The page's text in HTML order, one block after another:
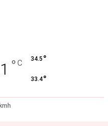
° C 34.5 °
33.4°